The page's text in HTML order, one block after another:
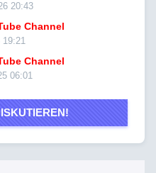
20:43
Channel
19:21
Channel
06:01